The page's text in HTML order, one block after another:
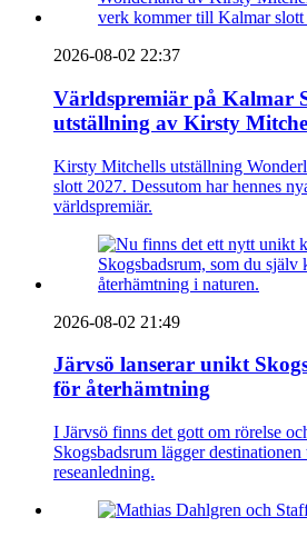
2026-08-02 22:37
Världspremiär på Kalmar
utställning av Kirsty
Kirsty Mitchells utställning
slott 2027. Dessutom har hennes
världspremiär.
2026-08-02 21:49
Järvsö lanserar unikt
för återhämtning
I Järvsö finns det gott om rörelse
Skogsbadsrum lägger
reseanledning.